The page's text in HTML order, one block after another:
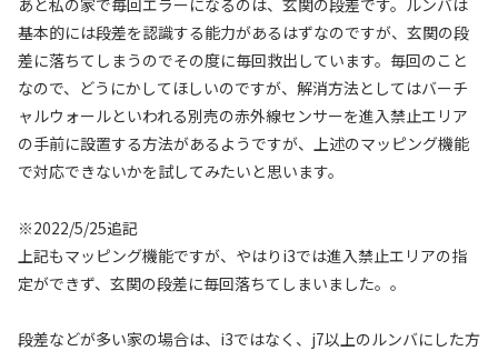
あと私の家で毎回エラーになるのは、玄関の段差です。ルンバは
基本的には段差を認識する能力があるはずなのですが、玄関の段
差に落ちてしまうのでその度に毎回救出しています。毎回のこと
なので、どうにかしてほしいのですが、解消方法としてはバーチ
ャルウォールといわれる別売の赤外線センサーを進入禁止エリア
の手前に設置する方法があるようですが、上述のマッピング機能
で対応できないかを試してみたいと思います。
※2022/5/25追記
上記もマッピング機能ですが、やはりi3では進入禁止エリアの指
定ができず、玄関の段差に毎回落ちてしまいました。。
段差などが多い家の場合は、i3ではなく、j7以上のルンバにした方